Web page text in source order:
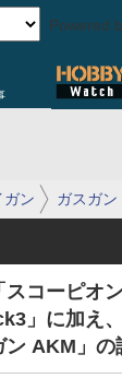
Powered
ガン ガスガン
スコーピオ
」に加え
AKM」の